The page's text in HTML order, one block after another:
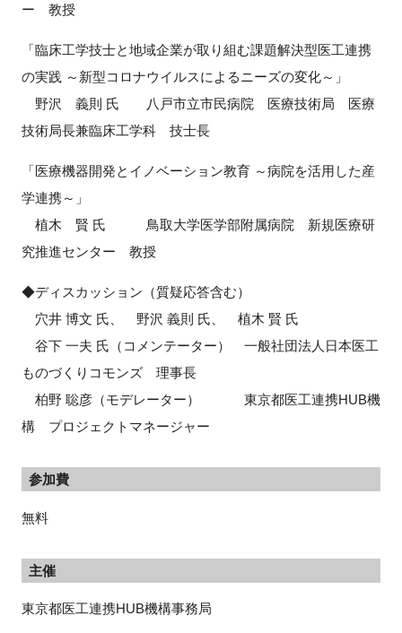
ー 教授
「臨床⼯学技⼠と地域企業が取り組む課題解決型医⼯連携
の実践 ～新型コロナウイルスによるニーズの変化～」
野沢 義則 氏 八戸市立市民病院 医療技術局 医療
技術局長兼臨床工学科 技士長
「医療機器開発とイノベーション教育 ～病院を活用した産
学連携～」
植木 賢 氏 鳥取大学医学部附属病院 新規医療研
究推進センター 教授
◆ディスカッション（質疑応答含む）
穴井 博文 氏、 野沢 義則 氏、 植木 賢 氏
谷下 一夫 氏（コメンテーター） 一般社団法人日本医工
ものづくりコモンズ 理事長
柏野 聡彦（モデレーター） 東京都医工連携HUB機
構 プロジェクトマネージャー
参加費
無料
主催
東京都医工連携HUB機構事務局